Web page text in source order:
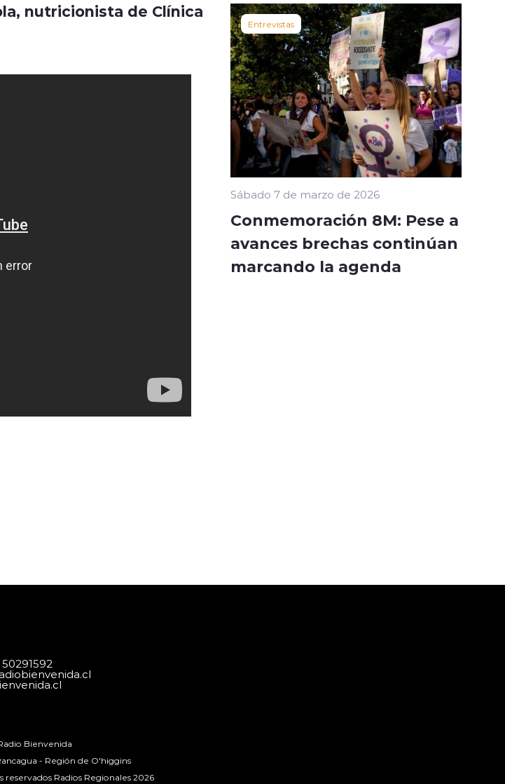
nutricionista de Clínica
Entrevistas
Sábado 7 de marzo de 2026
Conmemoración 8M: Pese a
avances brechas continúan
marcando la agenda
Bienvenida
- Región de O'higgins
reservados Radios Regionales 2026